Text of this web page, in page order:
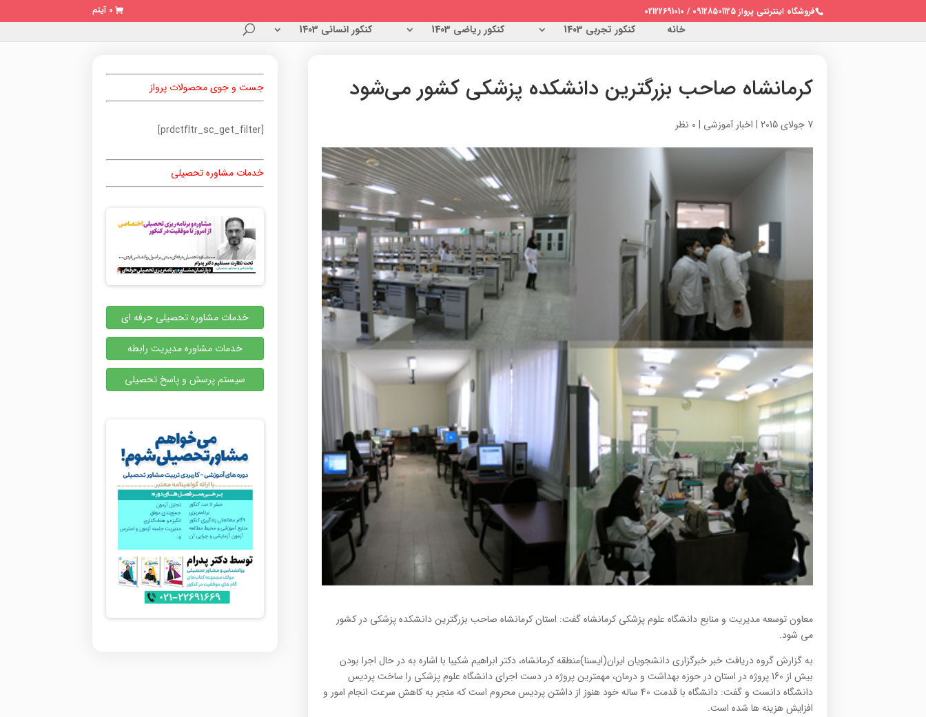
فروشگاه اینترنتی پرواز 09128501125 / 02122691010 0 آیتم
خانه کنکور تجربی 1403 کنکور ریاضی 1403 کنکور انسانی 1403
کرمانشاه صاحب بزرگترین دانشکده پزشکی کشور می‌شود
7 جولای 2015 | اخبار آموزشی | 0 نظر
معاون توسعه مدیریت و منابع دانشگاه علوم پزشکی کرمانشاه گفت: استان کرمانشاه صاحب بزرگترین دانشکده پزشکی در کشور
می شود.
به گزارش گروه دریافت خبر خبرگزاری دانشجویان ایران(ایسنا)منطقه کرمانشاه، دکتر ابراهیم شکیبا با اشاره به در حال اجرا بودن
بیش از 160 پروژه در استان در حوزه بهداشت و درمان، مهمترین پروژه در دست اجرای دانشگاه علوم پزشکی را ساخت پردیس
دانشگاه دانست و گفت: دانشگاه با قدمت 40 ساله خود هنوز از داشتن پردیس محروم است که منجر به کاهش سرعت انجام امور و
افزایش هزینه ها شده است.
جست و جوی محصولات پرواز
[prdctfltr_sc_get_filter]
خدمات مشاوره تحصیلی
خدمات مشاوره تحصیلی حرفه ای
خدمات مشاوره مدیریت رابطه
سیستم پرسش و پاسخ تحصیلی